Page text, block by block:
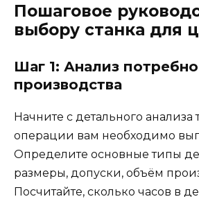
Пошаговое
выбору станка для
Шаг 1: Анализ
производства
Начните с детального анализа
операции вам необходимо
Определите основные типы
размеры, допуски, объём
Посчитайте, сколько часов в